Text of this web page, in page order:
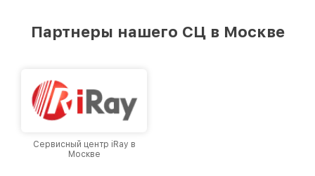
лучшим сервисным центром Infratech в
Партнеры нашего СЦ в Москве
Сервисный центр iRay в
Москве